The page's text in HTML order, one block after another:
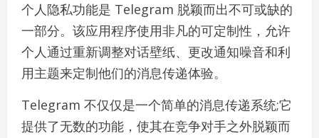
个人隐私功能是 Telegram 脱颖而出不可或缺的
一部分。该应用程序使用非凡的可定制性，允许
个人通过重新调整对话壁纸、更改通知噪音和利
用主题来定制他们的消息传递体验。
Telegram 不仅仅是一个简单的消息传递系统;它
提供了无数的功能，使其在竞争对手之外脱颖而